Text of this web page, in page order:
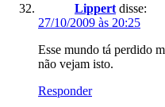
Lippert disse:
27/10/2009 às 20:25
Esse mundo tá perdido
não vejam isto.
Responder